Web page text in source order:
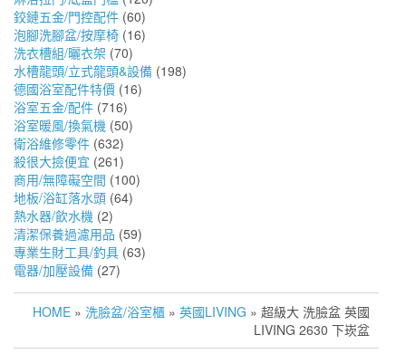
鉸鏈五金/門控配件 (60)
泡腳洗腳盆/按摩椅 (16)
洗衣槽組/曬衣架 (70)
水槽龍頭/立式龍頭&設備 (198)
德國浴室配件特價 (16)
浴室五金/配件 (716)
浴室暖風/換氣機 (50)
衛浴維修零件 (632)
殺很大撿便宜 (261)
商用/無障礙空間 (100)
地板/浴缸落水頭 (64)
熱水器/飲水機 (2)
清潔保養過濾用品 (59)
專業生財工具/釣具 (63)
電器/加壓設備 (27)
HOME » 洗臉盆/浴室櫃 » 英國LIVING » 超級大 洗臉盆 英國
LIVING 2630 下崁盆